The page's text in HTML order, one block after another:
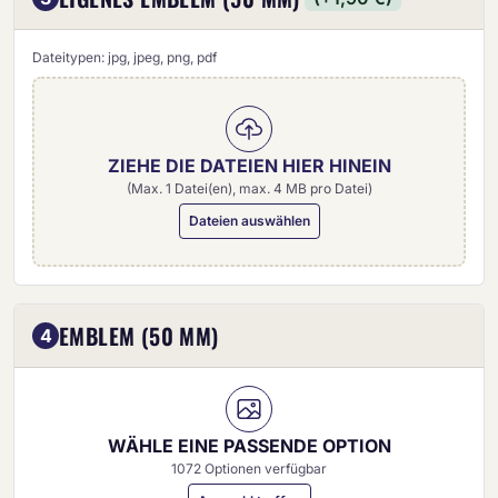
Dateitypen: jpg, jpeg, png, pdf
ZIEHE DIE DATEIEN HIER HINEIN
(Max. 1 Datei(en), max. 4 MB pro Datei)
Dateien auswählen
4 EMBLEM (50 MM)
WÄHLE EINE PASSENDE OPTION
1072 Optionen verfügbar